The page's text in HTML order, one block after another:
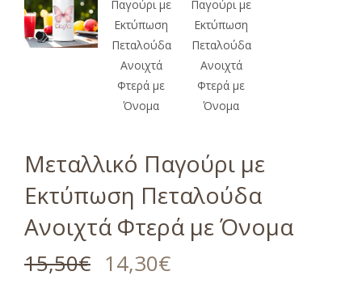
Μεταλλικό Παγούρι με
Εκτύπωση Πεταλούδα
Ανοιχτά Φτερά με Όνομα
15,50€ 14,30€